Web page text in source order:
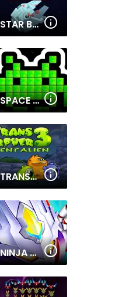
STAR BATTLES
SPACE INVADERS REMAKE
TRANSMORPHER 3
NINJA ROBO HERO